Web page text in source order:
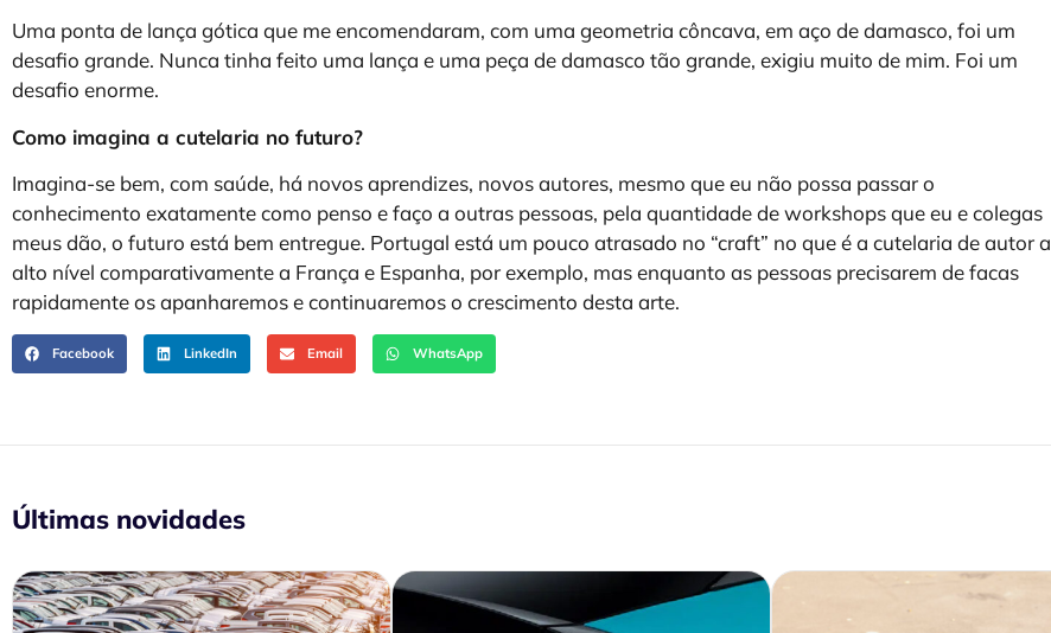
Uma ponta de lança gótica que me encomendaram, com uma geometria côncava, em aço de damasco, foi um
desafio grande. Nunca tinha feito uma lança e uma peça de damasco tão grande, exigiu muito de mim. Foi um
desafio enorme.
Como imagina a cutelaria no futuro?
Imagina-se bem, com saúde, há novos aprendizes, novos autores, mesmo que eu não possa passar o
conhecimento exatamente como penso e faço a outras pessoas, pela quantidade de workshops que eu e colegas
meus dão, o futuro está bem entregue. Portugal está um pouco atrasado no “craft” no que é a cutelaria de autor a
alto nível comparativamente a França e Espanha, por exemplo, mas enquanto as pessoas precisarem de facas
rapidamente os apanharemos e continuaremos o crescimento desta arte.
Facebook LinkedIn Email WhatsApp
Últimas novidades